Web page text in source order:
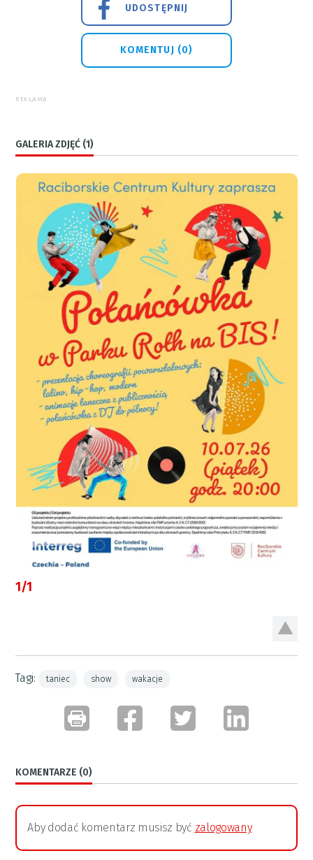
UDOSTĘPNIJ
KOMENTUJ (0)
REKLAMA
GALERIA ZDJĘĆ (1)
1/1
Tagi: taniec show wakacje
KOMENTARZE (0)
Aby dodać komentarz musisz być zalogowany